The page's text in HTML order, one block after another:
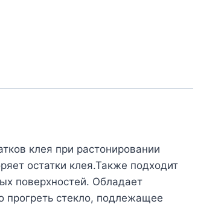
клея при растонировании
остатки клея.Также подходит
поверхностей. Обладает
прогреть стекло, подлежащее